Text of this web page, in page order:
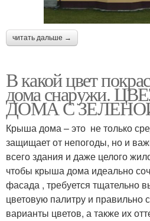
читать дальше →
В какой цвет
дома снаружи.
ДОМА С
Крыша дома – это не только
защищает от непогоды, но и
всего здания и даже целого
чтобы крыша дома идеально
фасада , требуется тщательно
цветовую палитру и правильно
варианты цветов, а также их